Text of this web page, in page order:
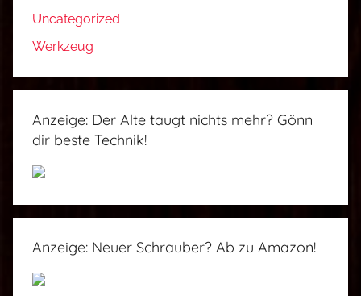
Uncategorized
Werkzeug
Anzeige: Der Alte taugt nichts mehr? Gönn
dir beste Technik!
Anzeige: Neuer Schrauber? Ab zu Amazon!